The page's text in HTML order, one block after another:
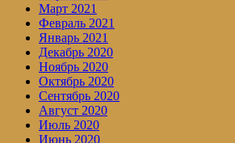
Март 2021
Февраль 2021
Январь 2021
Декабрь 2020
Ноябрь 2020
Октябрь 2020
Сентябрь 2020
Август 2020
Июль 2020
Июнь 2020